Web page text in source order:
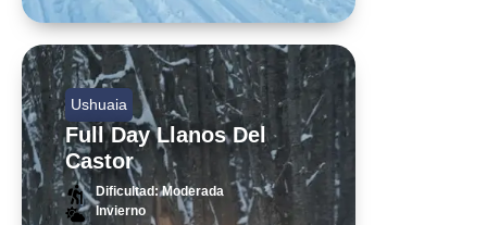
Ushuaia
Full Day Llanos Del
Castor
Dificultad: Moderada
Invierno